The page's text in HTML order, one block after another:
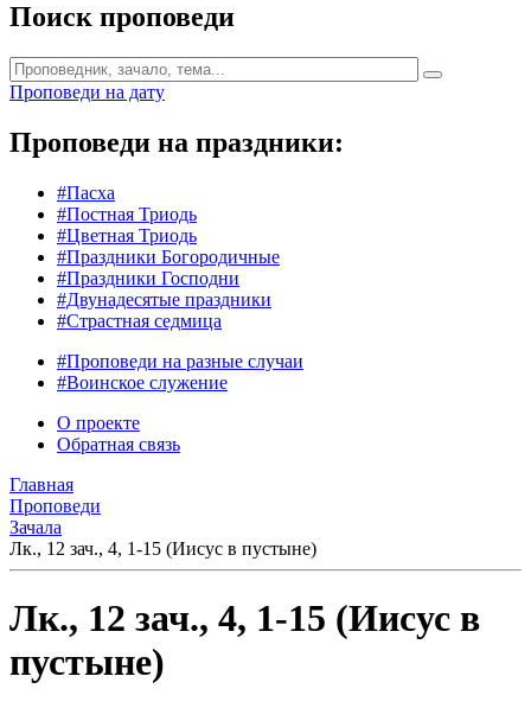
Поиск проповеди
Проповеди на дату
Проповеди на праздники:
#Пасха
#Постная Триодь
#Цветная Триодь
#Праздники Богородичные
#Праздники Господни
#Двунадесятые праздники
#Страстная седмица
#Проповеди на разные случаи
#Воинское служение
О проекте
Обратная связь
Главная
Проповеди
Зачала
Лк., 12 зач., 4, 1-15 (Иисус в пустыне)
Лк., 12 зач., 4, 1-15 (Иисус в
пустыне)